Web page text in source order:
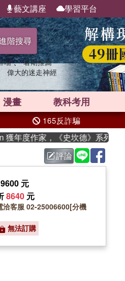
藝文講座 學習平台
階搜尋
喵 、 暑期推薦
偉大的迷走神經
漫畫 教科考用
165反詐騙
度作家，《史坎德》系列帶你踏
評論
元
8640 元
洽客服 02-25006600[分機
無法訂購